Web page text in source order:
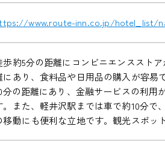
www.route-inn.co.jp/hotel_list/
歩約5分の距離にコンビニエンススト
にあり、食料品や日用品の購入が容易
分の距離にあり、金融サービスの利用
。また、軽井沢駅までは車で約10分で
移動にも便利な立地です。観光スポッ